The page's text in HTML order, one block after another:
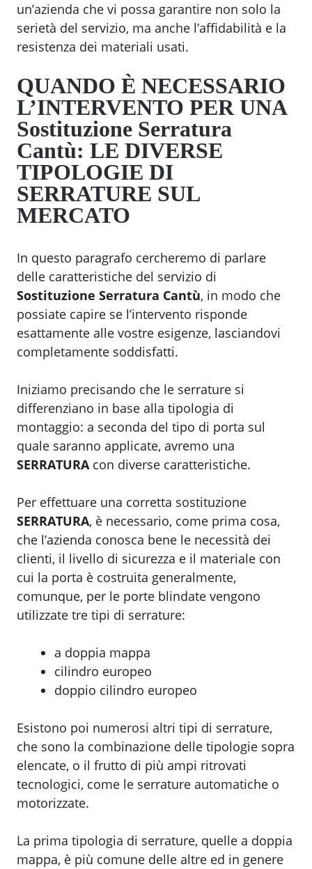
un’azienda che vi possa garantire non solo la
serietà del servizio, ma anche l’affidabilità e la
resistenza dei materiali usati.
QUANDO È NECESSARIO
L’INTERVENTO PER UNA
Sostituzione Serratura
Cantù: LE DIVERSE
TIPOLOGIE DI
SERRATURE SUL
MERCATO
In questo paragrafo cercheremo di parlare
delle caratteristiche del servizio di
Sostituzione Serratura Cantù, in modo che
possiate capire se l’intervento risponde
esattamente alle vostre esigenze, lasciandovi
completamente soddisfatti.
Iniziamo precisando che le serrature si
differenziano in base alla tipologia di
montaggio: a seconda del tipo di porta sul
quale saranno applicate, avremo una
SERRATURAcon diverse caratteristiche.
Per effettuare una corretta sostituzione
SERRATURA, è necessario, come prima cosa,
che l’azienda conosca bene le necessità dei
clienti, il livello di sicurezza e il materiale con
cui la porta è costruita generalmente,
comunque, per le porte blindate vengono
utilizzate tre tipi di serrature:
a doppia mappa
cilindro europeo
doppio cilindro europeo
Esistono poi numerosi altri tipi di serrature,
che sono la combinazione delle tipologie sopra
elencate, o il frutto di più ampi ritrovati
tecnologici, come le serrature automatiche o
motorizzate.
La prima tipologia di serrature, quelle a doppia
mappa, è più comune delle altre ed in genere